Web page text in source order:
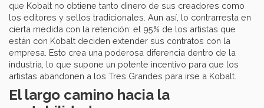
que Kobalt no obtiene tanto dinero de sus creadores como
los editores y sellos tradicionales. Aun así, lo contrarresta en
cierta medida con la retención: el 95% de los artistas que
están con Kobalt deciden extender sus contratos con la
empresa. Esto crea una poderosa diferencia dentro de la
industria, lo que supone un potente incentivo para que los
artistas abandonen a los Tres Grandes para irse a Kobalt.
El largo camino hacia la